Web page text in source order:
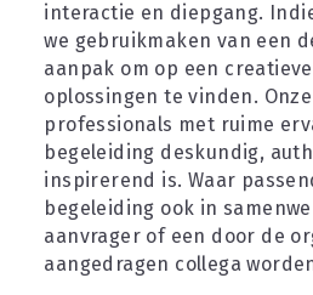
interactie en diepgang.
we gebruikmaken van een
aanpak om op een
oplossingen te vinden.
professionals met ruime
begeleiding deskundig,
inspirerend is. Waar
begeleiding ook in
aanvrager of een door de
aangedragen collega